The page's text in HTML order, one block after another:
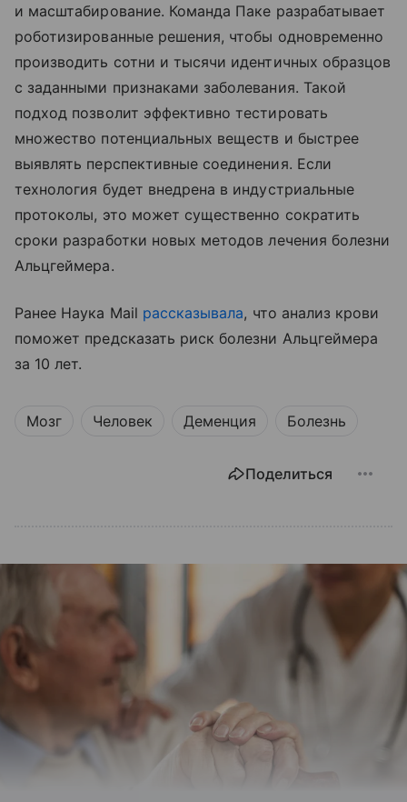
и масштабирование. Команда Паке разрабатывает
роботизированные решения, чтобы одновременно
производить сотни и тысячи идентичных образцов
с заданными признаками заболевания. Такой
подход позволит эффективно тестировать
множество потенциальных веществ и быстрее
выявлять перспективные соединения. Если
технология будет внедрена в индустриальные
протоколы, это может существенно сократить
сроки разработки новых методов лечения болезни
Альцгеймера.
Ранее Наука Mail рассказывала, что анализ крови
поможет предсказать риск болезни Альцгеймера
за 10 лет.
Мозг Человек Деменция Болезнь
Поделиться